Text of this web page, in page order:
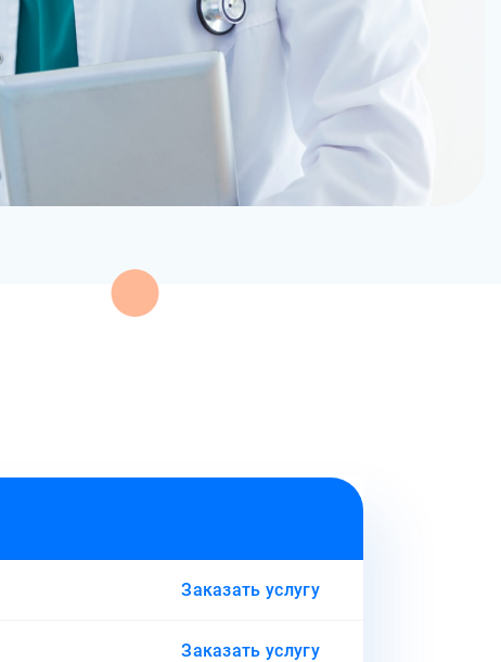
Заказать услугу
Заказать услугу